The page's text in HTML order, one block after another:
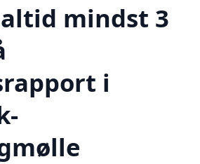
mindst 3
i